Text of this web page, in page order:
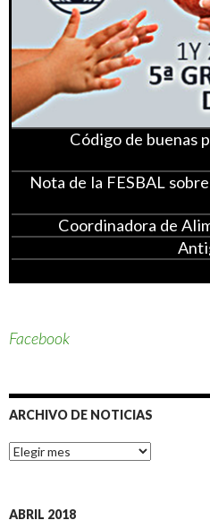
Código de buenas
Nota de la FESBAL
Coordinadora de
Facebook
ARCHIVO DE NOTICIAS
A
r
iABRIL 2018